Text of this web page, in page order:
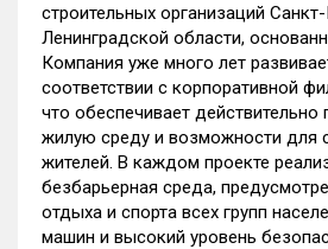
строительных организаций
Ленинградской области,
Компания уже много лет
соответствии с корпоративной
что обеспечивает
жилую среду и возможности для
жителей. В каждом проекте
безбарьерная среда,
отдыха и спорта всех групп
машин и высокий уровень